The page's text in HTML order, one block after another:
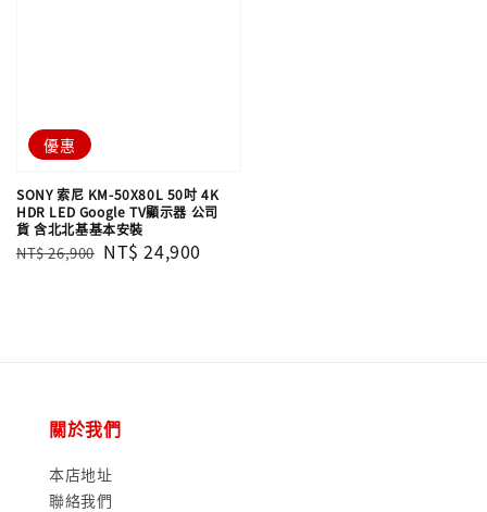
優惠
SONY 索尼 KM-50X80L 50吋 4K
HDR LED Google TV顯示器 公司
貨 含北北基基本安裝
Regular
NT$ 26,900 Sale
NT$ 24,900
關於我們
本店地址
聯絡我們